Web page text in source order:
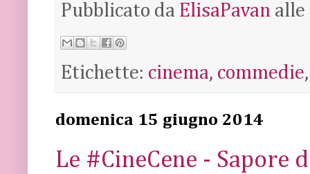
Pubblicato da ElisaPavan alle
Etichette: cinema, commedie
domenica 15 giugno 2014
Le #CineCene - Sapore